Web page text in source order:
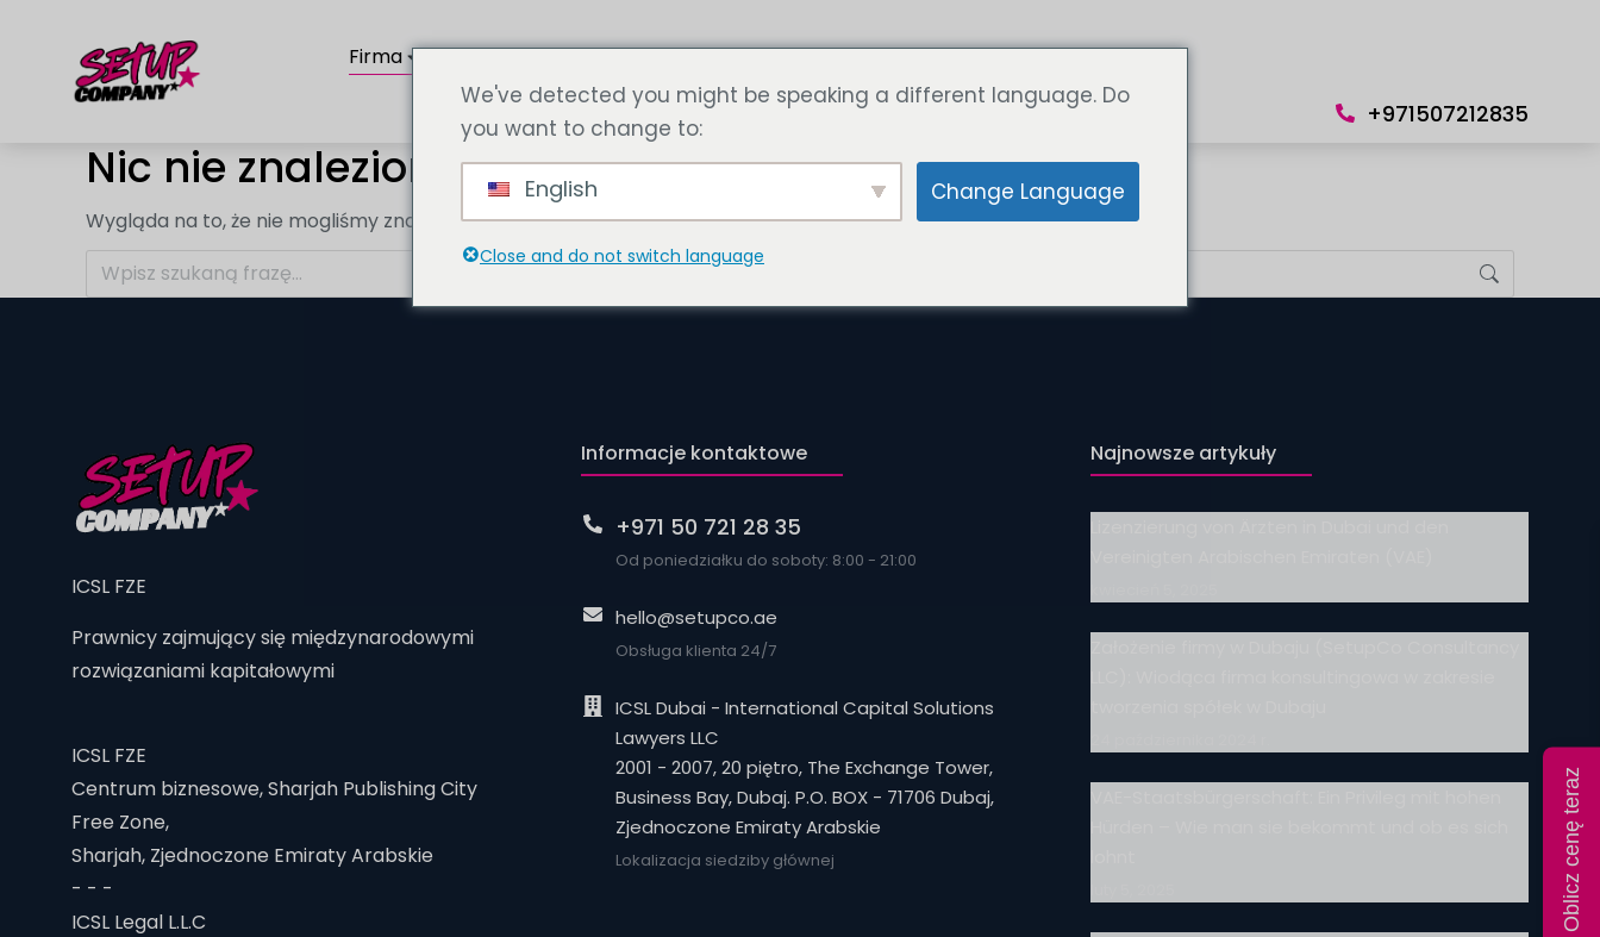
Firma Usługi Artykuł Oblicz cenę teraz Skontaktuj się z nami Język
+971507212835
Nic nie znaleziono
Wygląda na to, że nie mogliśmy znaleźć tego, czego szukasz. Spróbuj użyć wyszukiwarki.
ICSL FZE
Prawnicy zajmujący się międzynarodowymi
rozwiązaniami kapitałowymi
ICSL FZE
Centrum biznesowe, Sharjah Publishing City
Free Zone,
Sharjah, Zjednoczone Emiraty Arabskie
- - -
ICSL Legal L.L.C
Informacje kontaktowe
+971 50 721 28 35
Od poniedziałku do soboty: 8:00 - 21:00
hello@setupco.ae
Obsługa klienta 24/7
ICSL Dubai - International Capital Solutions
Lawyers LLC
2001 - 2007, 20 piętro, The Exchange Tower,
Business Bay, Dubaj. P.O. BOX - 71706 Dubaj,
Zjednoczone Emiraty Arabskie
Lokalizacja siedziby głównej
Najnowsze artykuły
We've detected you might be speaking a different language. Do
you want to change to:
English Change Language
Close and do not switch language
Oblicz cenę teraz